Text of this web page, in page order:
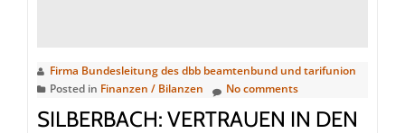
Firma Bundesleitung des dbb beamtenbund und tarifunion
Posted in Finanzen / Bilanzen No comments
SILBERBACH: VERTRAUEN IN DEN